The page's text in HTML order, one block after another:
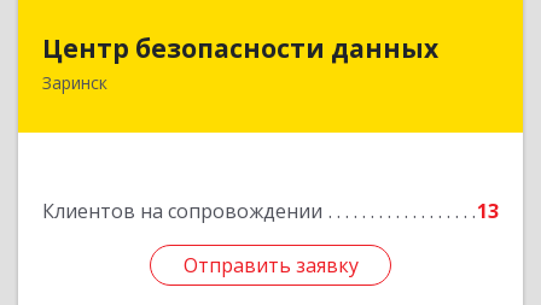
Центр безопасности данных
Заринск
Клиентов на сопровождении 13
Отправить заявку
Центр безопасности данных
659100, Алтайский край, Заринск г, Таратынова
Отправить заявку